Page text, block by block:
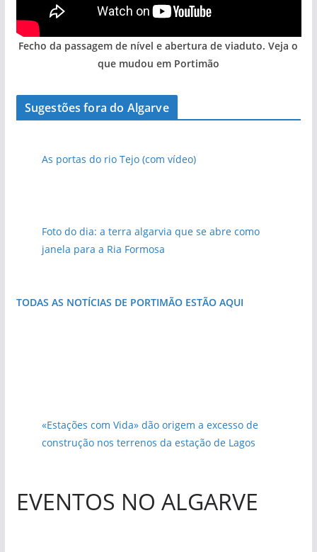
Fecho da passagem de nível e abertura de viaduto. Veja o
que mudou em Portimão
Sugestões fora do Algarve
As portas do rio Tejo (com vídeo)
Foto do dia: a terra algarvia que se abre como
janela para a Ria Formosa
TODAS AS NOTÍCIAS DE PORTIMÃO ESTÃO AQUI
«Estações com Vida» dão origem a excesso de
construção nos terrenos da estação de Lagos
EVENTOS NO ALGARVE